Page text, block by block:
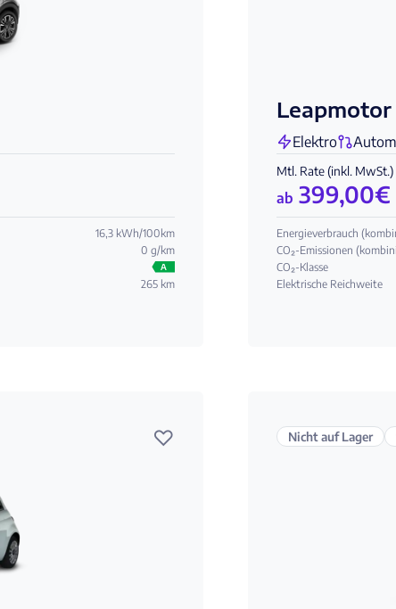
16,3 kWh/100km
0 g/km
A
265 km
Leapmotor
Elektro
Mtl. Rate (inkl. MwSt.)
ab 399,00€
Energieverbrauch
CO₂-Emissionen
CO₂-Klasse
Elektrische Reichweite
♡ Nicht auf Lager